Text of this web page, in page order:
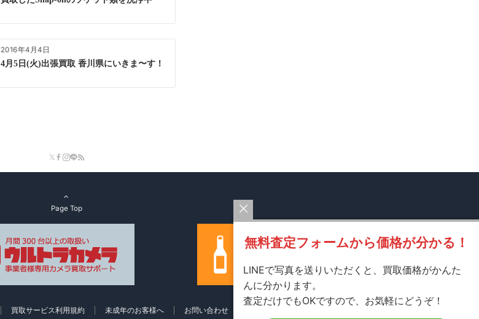
2016年4月4日
4月5日(火)出張買取 香川県にいきま〜す！
Page Top
買取サービス利用規約 未成年のお客様へ お問い合わせ
無料査定フォームから価格が分かる！
LINEで写真を送りいただくと、買取価格がかんた
んに分かります。
査定だけでもOKですので、お気軽にどうぞ！